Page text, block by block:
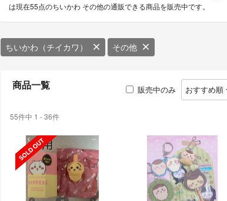
は現在55点のちいかわ その他の通販できる商品を販売中です。
ちいかわ（チイカワ） その他
商品一覧 販売中のみ おすすめ順
55件中 1 - 36件